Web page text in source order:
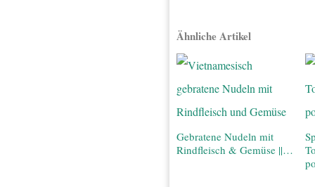
Ähnliche Artikel
Gebratene Nudeln mit
Rindfleisch & Gemüse ||…